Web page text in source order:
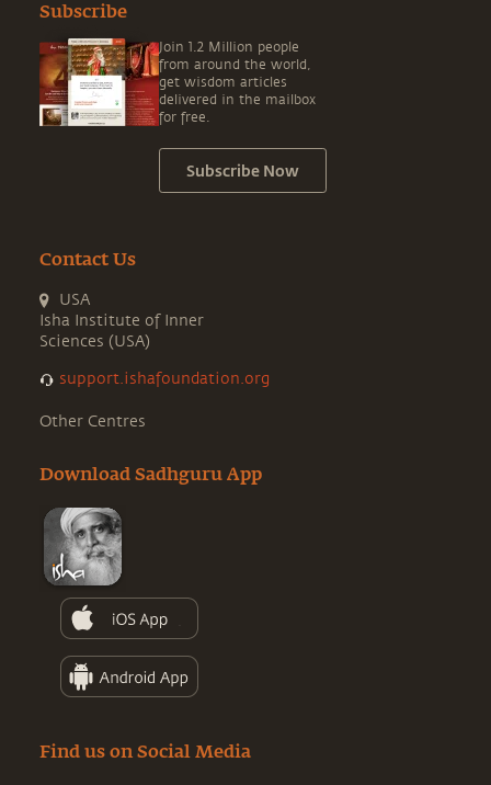
Subscribe
Join 1.2 Million people
from around the world,
get wisdom articles
delivered in the mailbox
for free.
Subscribe Now
Contact Us
USA
Isha Institute of Inner
Sciences (USA)
support.ishafoundation.org
Other Centres
Download Sadhguru App
Find us on Social Media